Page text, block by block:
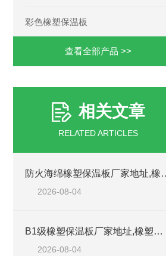
彩色橡塑保温板
查看全部产品 >>
相关文章
RELATED ARTICLES
防火海绵橡塑
2026-08-04
B1级橡塑保温板厂家地址,橡塑板优质批发商
2026-08-04